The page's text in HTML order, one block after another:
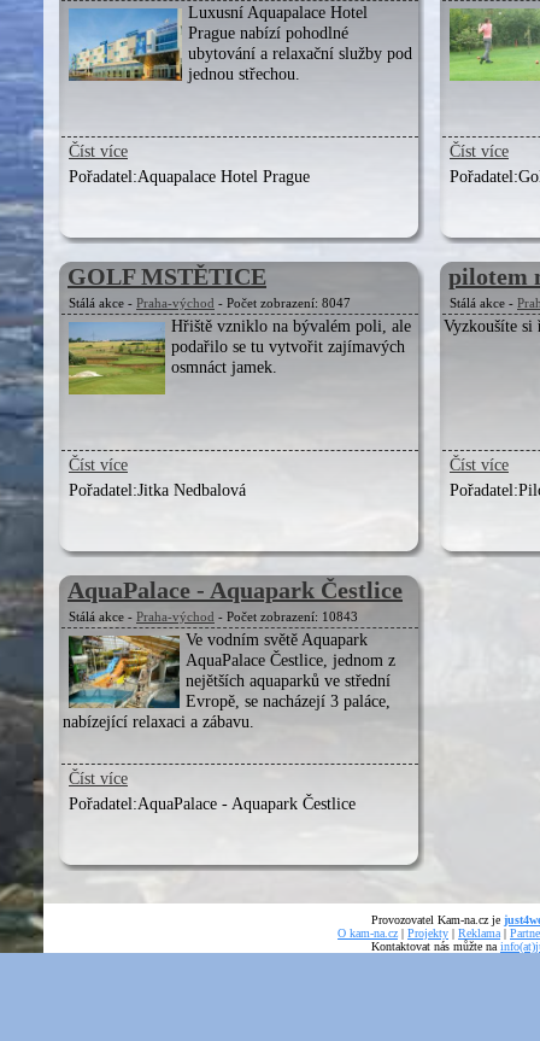
Luxusní Aquapalace Hotel
Prague nabízí pohodlné
ubytování a relaxační služby pod
jednou střechou.
Číst více
Pořadatel:Aquapalace Hotel Prague
Číst více
Pořadatel:
GOLF MSTĚTICE
Stálá akce - Praha-východ - Počet zobrazení: 8047
Hřiště vzniklo na bývalém poli, ale
podařilo se tu vytvořit zajímavých
osmnáct jamek.
Číst více
Pořadatel:Jitka Nedbalová
pilotem
Stálá akce -
Vyzkoušíte si
Číst více
Pořadatel:
AquaPalace - Aquapark Čestlice
Stálá akce - Praha-východ - Počet zobrazení: 10843
Ve vodním světě Aquapark
AquaPalace Čestlice, jednom z
nejětších aquaparků ve střední
Evropě, se nacházejí 3 paláce,
nabízející relaxaci a zábavu.
Číst více
Pořadatel:AquaPalace - Aquapark Čestlice
Provozovatel Kam-na.cz je
O kam-na.cz | Projekty | Reklama |
Kontaktovat nás můžte na